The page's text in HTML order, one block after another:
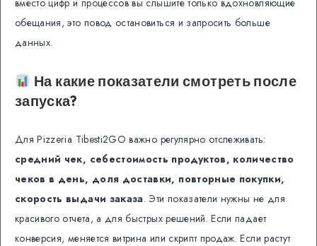
обещания, это повод остановиться и запросить больше
данных.
На какие показатели смотреть после
запуска?
Для Pizzeria Tibesti2GO важно регулярно отслеживать:
средний чек, себестоимость продуктов, количество
чеков в день, доля доставки, повторные покупки,
скорость выдачи заказа. Эти показатели нужны не для
красивого отчета, а для быстрых решений. Если падает
конверсия, меняется витрина или скрипт продаж. Если растут